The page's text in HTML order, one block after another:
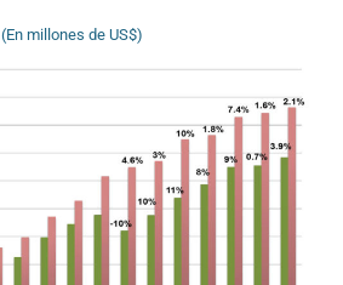
(En millones de US$)